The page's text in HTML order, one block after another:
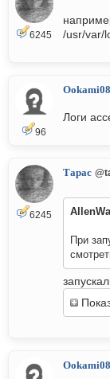
6245
/usr/var/
96
Ookami08
Логи
6245
Тарас
При
Ookami08